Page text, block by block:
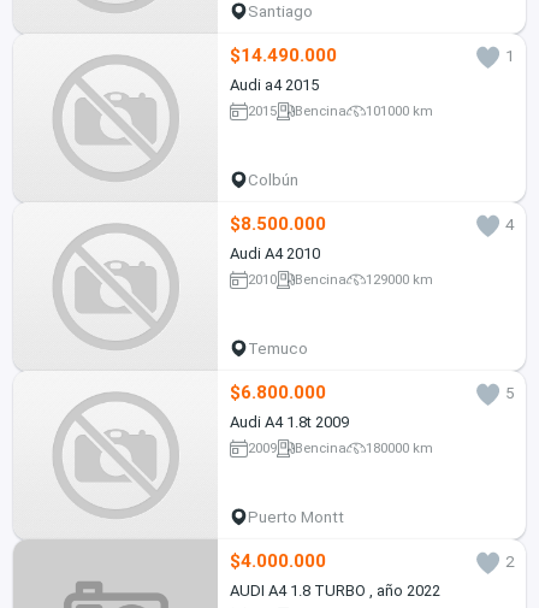
Santiago
$14.490.000
1
Audi a4 2015
2015 Bencina 101000 km
Colbún
$8.500.000
4
Audi A4 2010
2010 Bencina 129000 km
Temuco
$6.800.000
5
Audi A4 1.8t 2009
2009 Bencina 180000 km
Puerto Montt
$4.000.000
2
AUDI A4 1.8 TURBO , año 2022